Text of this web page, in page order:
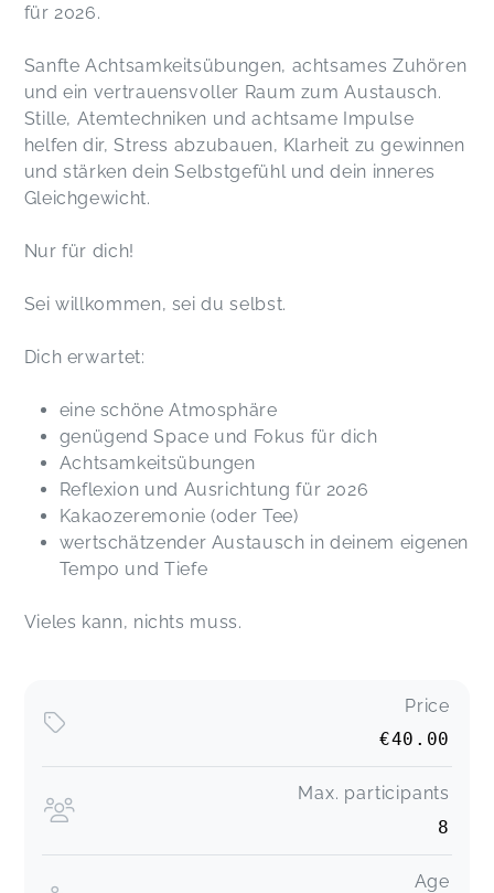
für 2026.
Sanfte Achtsamkeitsübungen, achtsames Zuhören
und ein vertrauensvoller Raum zum Austausch.
Stille, Atemtechniken und achtsame Impulse
helfen dir, Stress abzubauen, Klarheit zu gewinnen
und stärken dein Selbstgefühl und dein inneres
Gleichgewicht.
Nur für dich!
Sei willkommen, sei du selbst.
Dich erwartet:
eine schöne Atmosphäre
genügend Space und Fokus für dich
Achtsamkeitsübungen
Reflexion und Ausrichtung für 2026
Kakaozeremonie (oder Tee)
wertschätzender Austausch in deinem eigenen
Tempo und Tiefe
Vieles kann, nichts muss.
Price
€40.00
Max. participants
8
Age